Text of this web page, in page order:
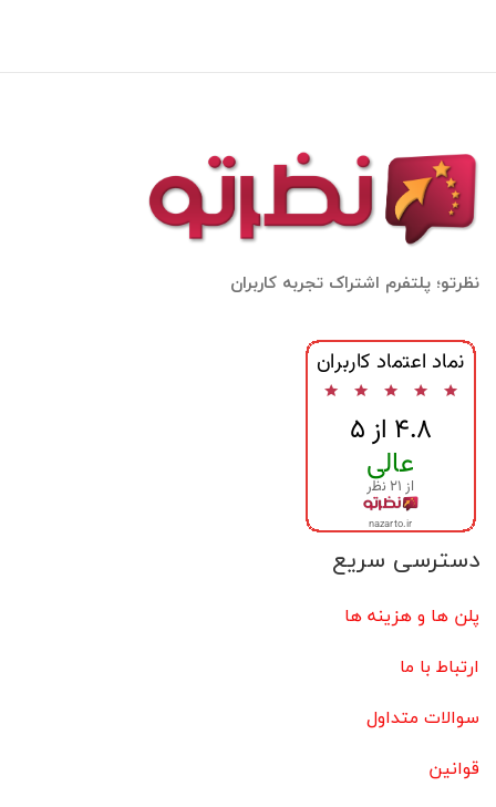
نظرتو؛ پلتفرم اشتراک تجربه کاربران
دسترسی سریع
پلن ها و هزینه ها
ارتباط با ما
سوالات متداول
قوانین